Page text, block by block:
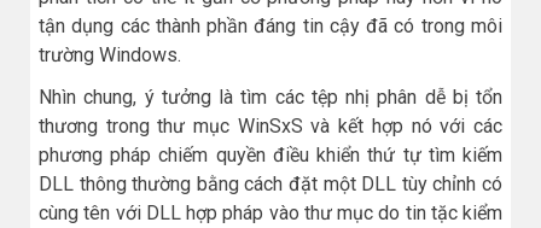
tận dụng các thành phần đáng tin cậy đã có trong môi
trường Windows.
Nhìn chung, ý tưởng là tìm các tệp nhị phân dễ bị tổn
thương trong thư mục WinSxS và kết hợp nó với các
phương pháp chiếm quyền điều khiển thứ tự tìm kiếm
DLL thông thường bằng cách đặt một DLL tùy chỉnh có
cùng tên với DLL hợp pháp vào thư mục do tin tặc kiểm